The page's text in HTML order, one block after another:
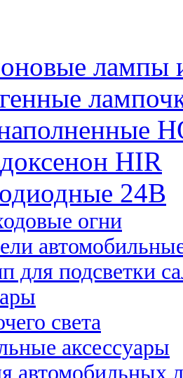
лампы
HIR
24B
огни
для подсветки
света
аксессуары
автомобильных